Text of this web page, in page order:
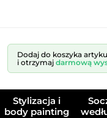
Dodaj do koszyka
i otrzymaj darmową
Stylizacja i
body painting